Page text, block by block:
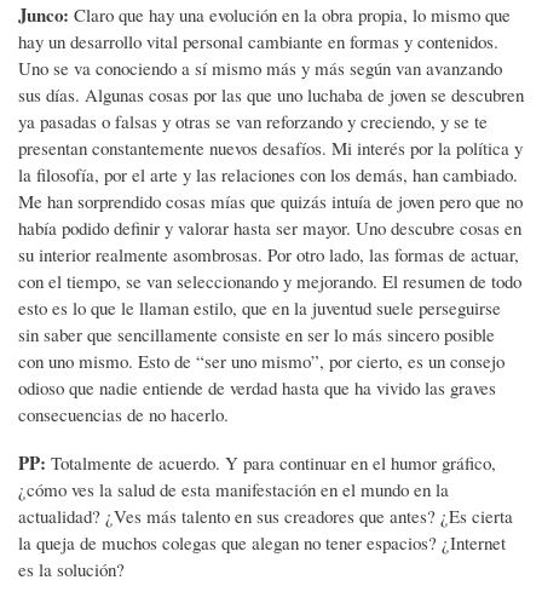
Junco: Claro que hay una evolución en la obra propia, lo mismo que
hay un desarrollo vital personal cambiante en formas y contenidos.
Uno se va conociendo a sí mismo más y más según van avanzando
sus días. Algunas cosas por las que uno luchaba de joven se descubren
ya pasadas o falsas y otras se van reforzando y creciendo, y se te
presentan constantemente nuevos desafíos. Mi interés por la política y
la filosofía, por el arte y las relaciones con los demás, han cambiado.
Me han sorprendido cosas mías que quizás intuía de joven pero que no
había podido definir y valorar hasta ser mayor. Uno descubre cosas en
su interior realmente asombrosas. Por otro lado, las formas de actuar,
con el tiempo, se van seleccionando y mejorando. El resumen de todo
esto es lo que le llaman estilo, que en la juventud suele perseguirse
sin saber que sencillamente consiste en ser lo más sincero posible
con uno mismo. Esto de “ser uno mismo”, por cierto, es un consejo
odioso que nadie entiende de verdad hasta que ha vivido las graves
consecuencias de no hacerlo.
PP: Totalmente de acuerdo. Y para continuar en el humor gráfico,
¿cómo ves la salud de esta manifestación en el mundo en la
actualidad? ¿Ves más talento en sus creadores que antes? ¿Es cierta
la queja de muchos colegas que alegan no tener espacios? ¿Internet
es la solución?